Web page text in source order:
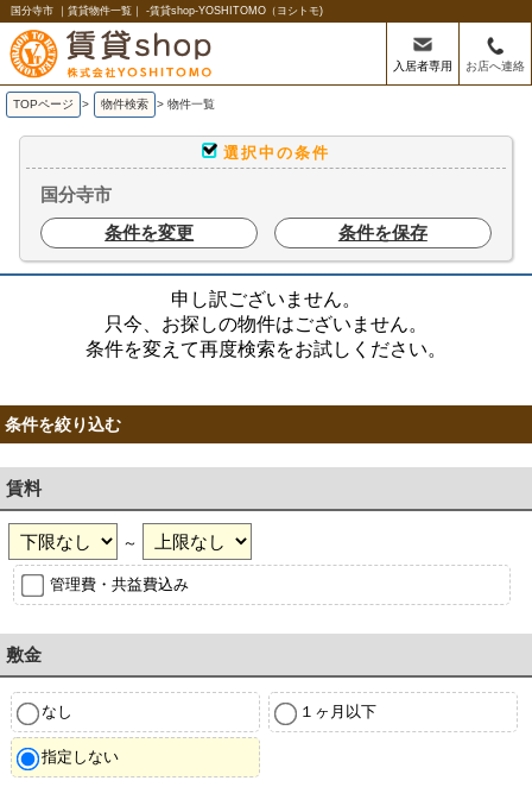
国分寺市 ｜賃貸物件一覧｜ -賃貸shop-YOSHITOMO（ヨシトモ)
入居者専用 お店へ連絡
TOPページ > 物件検索 > 物件一覧
選択中の条件
国分寺市
条件を変更
条件を保存
申し訳ございません。
只今、お探しの物件はございません。
条件を変えて再度検索をお試しください。
条件を絞り込む
賃料
～
管理費・共益費込み
敷金
なし １ヶ月以下
指定しない